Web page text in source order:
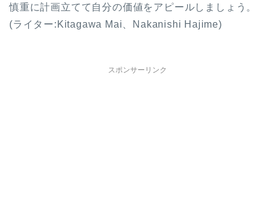
慎重に計画立てて自分の価値をアピールしましょう。
(ライター:Kitagawa Mai、Nakanishi Hajime)
スポンサーリンク